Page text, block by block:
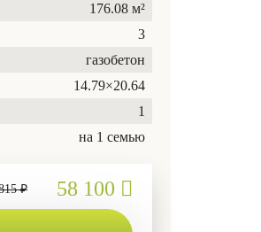
176.08 м²
3
газобетон
14.79×20.64
1
на 1 семью
₽ 58 100